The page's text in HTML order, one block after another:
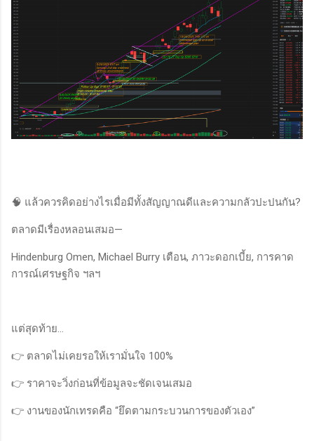
🧠 แล้วควรคิดอย่างไรเมื่อมีทั้งสัญญาณดีและความกลัวปะปนกัน?
ตลาดมีเรื่องหลอนเสมอ—
Hindenburg Omen, Michael Burry เตือน, ภาวะดอกเบี้ย, การคาด
การณ์เศรษฐกิจ ฯลฯ
แต่สุดท้าย…
👉 ตลาดไม่เคยรอให้เรามั่นใจ 100%
👉 ราคาจะวิ่งก่อนที่ข้อมูลจะชัดเจนเสมอ
👉 งานของนักเทรดคือ “ยึดตามกระบวนการของตัวเอง”